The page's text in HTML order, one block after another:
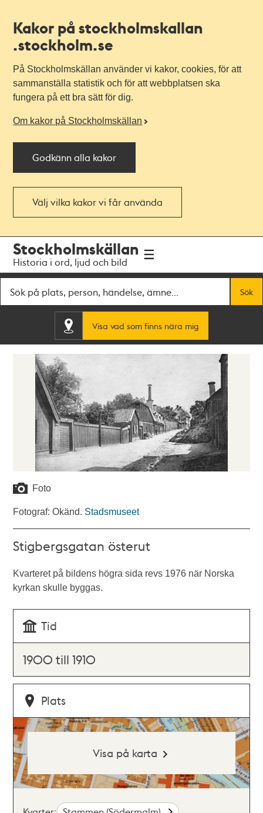
Kakor på stockholmskallan
.stockholm.se
På Stockholmskällan använder vi kakor, cookies, för att
sammanställa statistik och för att webbplatsen ska
fungera på ett bra sätt för dig.
Om kakor på Stockholmskällan
Godkänn alla kakor
Välj vilka kakor vi får använda
navigationen
huvudinnehållet
Stockholmskällan
Historia i ord, ljud och bild
Sök
Visa vad som finns nära mig
Foto
Fotograf: Okänd. Stadsmuseet
Stigbergsgatan österut
Kvarteret på bildens högra sida revs 1976 när Norska
kyrkan skulle byggas.
Tid
1900 till 1910
Plats
Visa på karta